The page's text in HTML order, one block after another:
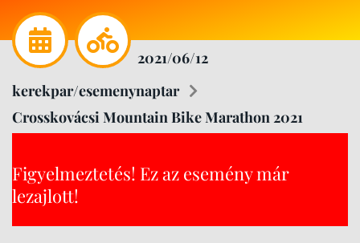
2021/06/12
kerekpar/esemenynaptar
Crosskovácsi Mountain Bike Marathon 2021
Figyelmeztetés! Ez az esemény már
lezajlott!